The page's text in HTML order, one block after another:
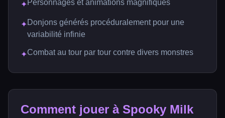
✦Personnages et animations magnifiques
✦Donjons générés procéduralement pour une
variabilité infinie
✦Combat au tour par tour contre divers monstres
Comment jouer à Spooky Milk